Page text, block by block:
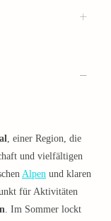
, einer Region, die
und vielfältigen
Alpen und klaren
für Aktivitäten
. Im Sommer lockt